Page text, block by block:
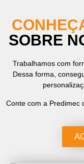
SOBRE
Trabalhamos com
Dessa forma,
Conte com a Predimec